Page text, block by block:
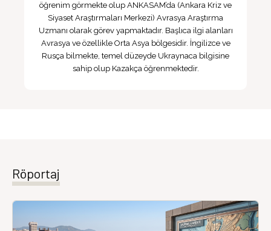
öğrenim görmekte olup ANKASAM’da (Ankara Kriz ve
Siyaset Araştırmaları Merkezi) Avrasya Araştırma
Uzmanı olarak görev yapmaktadır. Başlıca ilgi alanları
Avrasya ve özellikle Orta Asya bölgesidir. İngilizce ve
Rusça bilmekte, temel düzeyde Ukraynaca bilgisine
sahip olup Kazakça öğrenmektedir.
Röportaj